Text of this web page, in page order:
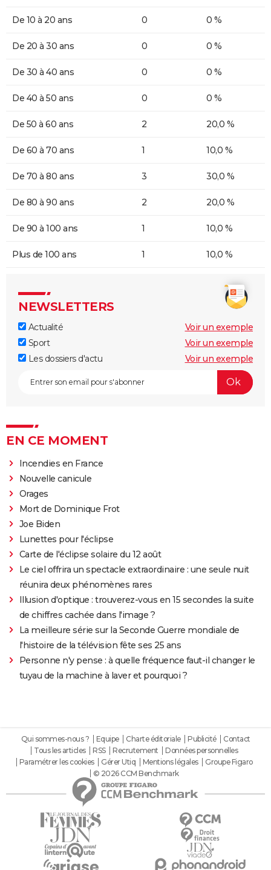
De 10 à 20 ans 0 0 %
De 20 à 30 ans 0 0 %
De 30 à 40 ans 0 0 %
De 40 à 50 ans 0 0 %
De 50 à 60 ans 2 20,0 %
De 60 à 70 ans 1 10,0 %
De 70 à 80 ans 3 30,0 %
De 80 à 90 ans 2 20,0 %
De 90 à 100 ans 1 10,0 %
Plus de 100 ans 1 10,0 %
NEWSLETTERS
Actualité
Voir un exemple
Sport
Voir un exemple
Les dossiers d'actu
Voir un exemple
EN CE MOMENT
Incendies en France
Nouvelle canicule
Orages
Mort de Dominique Frot
Joe Biden
Lunettes pour l'éclipse
Carte de l'éclipse solaire du 12 août
Le ciel offrira un spectacle extraordinaire : une seule nuit
réunira deux phénomènes rares
Illusion d'optique : trouverez-vous en 15 secondes la suite
de chiffres cachée dans l'image ?
La meilleure série sur la Seconde Guerre mondiale de
l'histoire de la télévision fête ses 25 ans
Personne n'y pense : à quelle fréquence faut-il changer le
tuyau de la machine à laver et pourquoi ?
Qui sommes-nous ? Equipe Charte éditoriale Publicité
Contact
Tous les articles
RSS Recrutement
Données personnelles
Paramétrer les cookies
Gérer Utiq Mentions légales
Groupe Figaro
© 2026 CCM Benchmark